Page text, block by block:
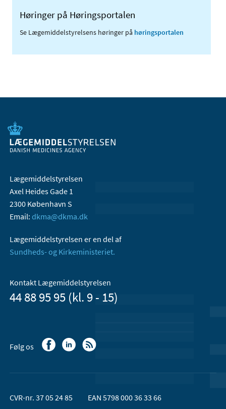
Høringer på Høringsportalen
Se Lægemiddelstyrelsens høringer på høringsportalen
Lægemiddelstyrelsen
Axel Heides Gade 1
2300 København S
Email: dkma@dkma.dk
Lægemiddelstyrelsen er en del af
Sundheds- og Kirkeministeriet.
Kontakt Lægemiddelstyrelsen
44 88 95 95 (kl. 9 - 15)
Følg os
CVR-nr. 37 05 24 85 EAN 5798 000 36 33 66